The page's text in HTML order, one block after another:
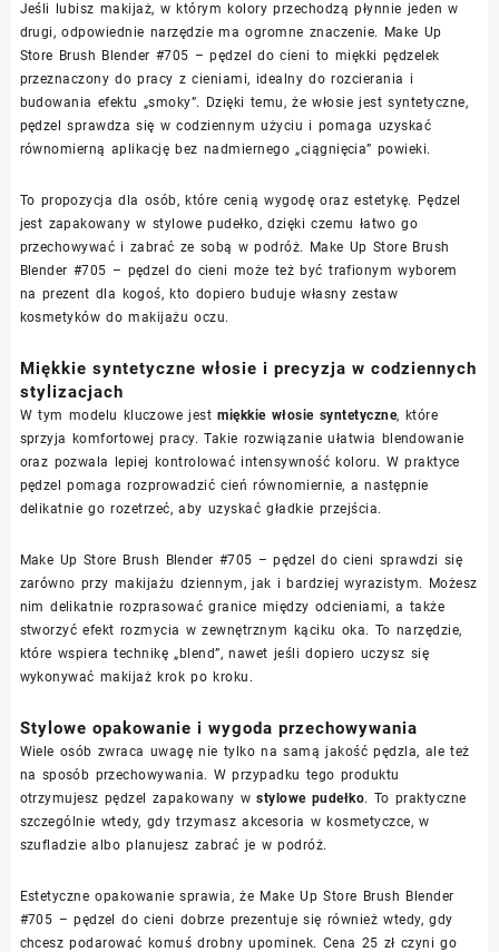
Jeśli lubisz makijaż, w którym kolory przechodzą płynnie jeden w
drugi, odpowiednie narzędzie ma ogromne znaczenie. Make Up
Store Brush Blender #705 – pędzel do cieni to miękki pędzelek
przeznaczony do pracy z cieniami, idealny do rozcierania i
budowania efektu „smoky”. Dzięki temu, że włosie jest syntetyczne,
pędzel sprawdza się w codziennym użyciu i pomaga uzyskać
równomierną aplikację bez nadmiernego „ciągnięcia” powieki.
To propozycja dla osób, które cenią wygodę oraz estetykę. Pędzel
jest zapakowany w stylowe pudełko, dzięki czemu łatwo go
przechowywać i zabrać ze sobą w podróż. Make Up Store Brush
Blender #705 – pędzel do cieni może też być trafionym wyborem
na prezent dla kogoś, kto dopiero buduje własny zestaw
kosmetyków do makijażu oczu.
Miękkie syntetyczne włosie i precyzja w codziennych
stylizacjach
W tym modelu kluczowe jestmiękkie włosie syntetyczne, które
sprzyja komfortowej pracy. Takie rozwiązanie ułatwia blendowanie
oraz pozwala lepiej kontrolować intensywność koloru. W praktyce
pędzel pomaga rozprowadzić cień równomiernie, a następnie
delikatnie go rozetrzeć, aby uzyskać gładkie przejścia.
Make Up Store Brush Blender #705 – pędzel do cieni sprawdzi się
zarówno przy makijażu dziennym, jak i bardziej wyrazistym. Możesz
nim delikatnie rozprasować granice między odcieniami, a także
stworzyć efekt rozmycia w zewnętrznym kąciku oka. To narzędzie,
które wspiera technikę „blend”, nawet jeśli dopiero uczysz się
wykonywać makijaż krok po kroku.
Stylowe opakowanie i wygoda przechowywania
Wiele osób zwraca uwagę nie tylko na samą jakość pędzla, ale też
na sposób przechowywania. W przypadku tego produktu
otrzymujesz pędzel zapakowany wstylowe pudełko. To praktyczne
szczególnie wtedy, gdy trzymasz akcesoria w kosmetyczce, w
szufladzie albo planujesz zabrać je w podróż.
Estetyczne opakowanie sprawia, że Make Up Store Brush Blender
#705 – pędzel do cieni dobrze prezentuje się również wtedy, gdy
chcesz podarować komuś drobny upominek. Cena 25 zł czyni go